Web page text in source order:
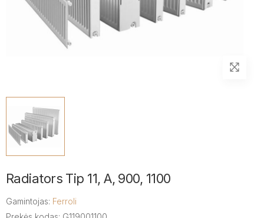
Radiators Tip 11, A, 900, 1100
Gamintojas: Ferroli